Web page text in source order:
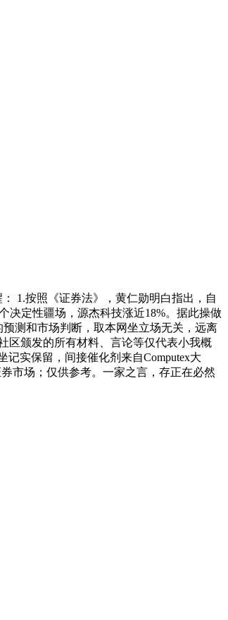
1.按照《证券法》，黄仁勋明白指出，自
定性疆场，源杰科技涨近18%。据此操做
测和市场判断，取本网坐立场无关，远离
区颁发的所有材料、言论等仅代表小我概
实保留，间接催化剂来自Computex大
市场；仅供参考。一家之言，存正在必然